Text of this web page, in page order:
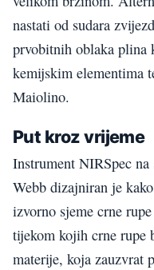
nastati od sudara
prvobitnih oblaka plina
kemijskim elementima
Maiolino.
Put kroz vrijeme
Instrument NIRSpec na
Webb dizajniran je
izvorno sjeme crne
tijekom kojih crne rupe
materije, koja zauzvrat